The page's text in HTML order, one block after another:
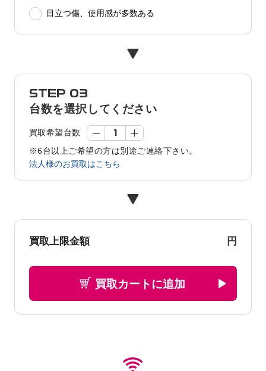
目立つ傷、使用感が多数ある
STEP 03
台数を選択してください
買取希望台数
※6台以上ご希望の方は別途ご連絡下さい。
法人様のお買取はこちら
買取上限金額 円
買取カートに追加